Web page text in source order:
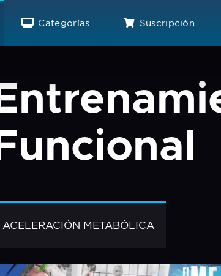
Categorías Suscripción
Funcional
ACELERACIÓN METABÓLICA